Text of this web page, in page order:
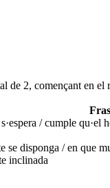
de 2, començant en el
/ cumple qu·el
se disponga / en que
inclinada